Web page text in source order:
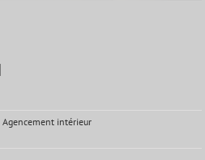
Agencement intérieur